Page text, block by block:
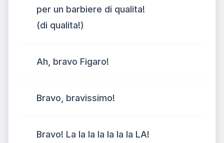
per un barbiere di qualita!
(di qualita!)
Ah, bravo Figaro!
Bravo, bravissimo!
Bravo! La la la la la la la LA!